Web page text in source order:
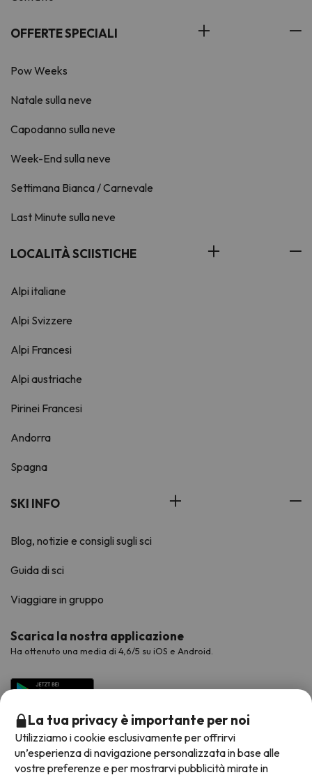
OFFERTE SPECIALI
Pow Weeks
Natale sulla neve
Capodanno sulla neve
Week-End sulla neve
Settimana Bianca / Carnevale
Last Minute sulla neve
LOCALITÀ SCIISTICHE
Alpi italiane
Alpi Svizzere
Alpi Francesi
Alpi austriache
Pirinei Francesi
Andorra
Spagna
SKI INFO
Blog, notizie e consigli sugli sci
Guida di sci
Viaggiare in gruppo
Scarica la nostra applicazione
Ha ottenuto una media di 4,6/5 su iOS e Android.
La tua privacy è importante per noi
Utilizziamo i cookie esclusivamente per offrirvi
un’esperienza di navigazione personalizzata in base alle
vostre preferenze e per mostrarvi pubblicità mirate in